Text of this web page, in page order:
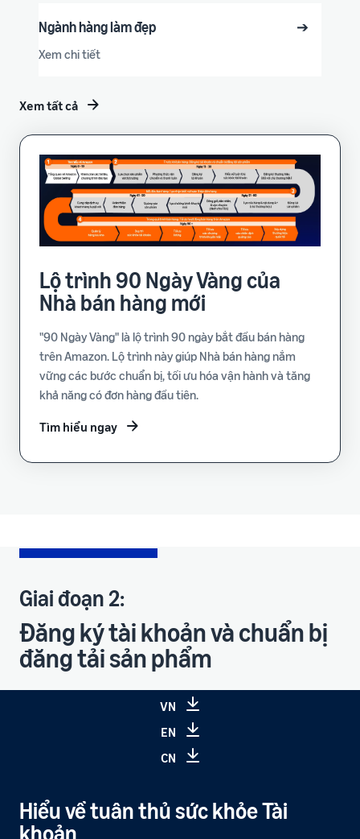
Ngành hàng làm đẹp
Xem chi tiết
➔
Xem tất cả
Lộ trình 90 Ngày Vàng của
Nhà bán hàng mới
"90 Ngày Vàng" là lộ trình 90 ngày bắt đầu bán hàng
trên Amazon. Lộ trình này giúp Nhà bán hàng nắm
vững các bước chuẩn bị, tối ưu hóa vận hành và tăng
khả năng có đơn hàng đầu tiên.
Tìm hiểu ngay
Giai đoạn 2:
Đăng ký tài khoản và chuẩn bị
đăng tải sản phẩm
VN
EN
CN
Hiểu về tuân thủ sức khỏe Tài
khoản